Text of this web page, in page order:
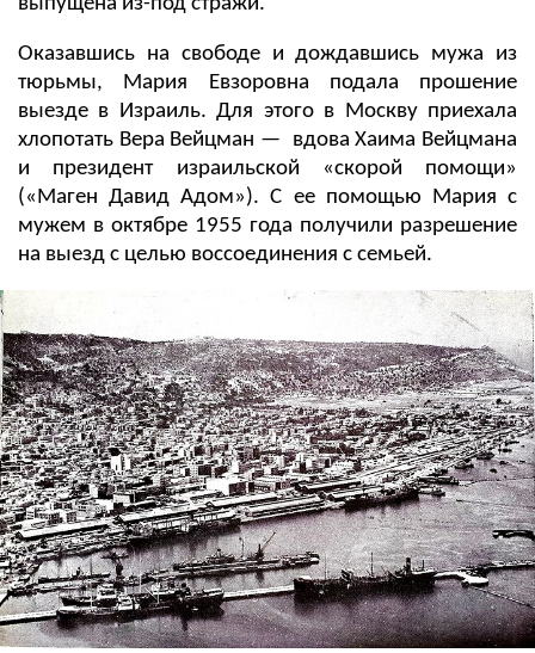
выпущена из-под стражи.
Оказавшись на свободе и дождавшись мужа из
тюрьмы, Мария Евзоровна подала прошение
выезде в Израиль. Для этого в Москву приехала
хлопотать Вера Вейцман — вдова Хаима Вейцмана
и президент израильской «скорой помощи»
(«Маген Давид Адом»). С ее помощью Мария с
мужем в октябре 1955 года получили разрешение
на выезд с целью воссоединения с семьей.